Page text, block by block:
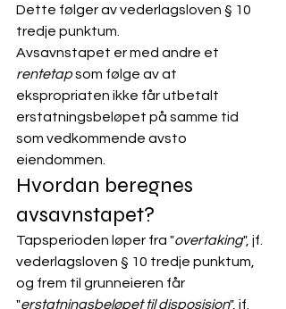
Dette følger av vederlagsloven § 10
tredje punktum.
Avsavnstapet er med andre et
rentetap som følge av at
ekspropriaten ikke får utbetalt
erstatningsbeløpet på samme tid
som vedkommende avsto
eiendommen.
Hvordan beregnes
avsavnstapet?
Tapsperioden løper fra "overtaking", jf.
vederlagsloven § 10 tredje punktum,
og frem til grunneieren får
"erstatningsbeløpet til disposisjon", jf.